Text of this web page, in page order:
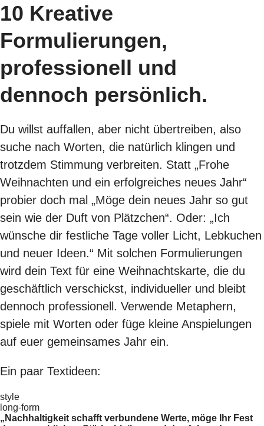
10 Kreative
Formulierungen,
professionell und
dennoch persönlich.
Du willst auffallen, aber nicht übertreiben, also
suche nach Worten, die natürlich klingen und
trotzdem Stimmung verbreiten. Statt „Frohe
Weihnachten und ein erfolgreiches neues Jahr“
probier doch mal „Möge dein neues Jahr so gut
sein wie der Duft von Plätzchen“. Oder: „Ich
wünsche dir festliche Tage voller Licht, Lebkuchen
und neuer Ideen.“ Mit solchen Formulierungen
wird dein Text für eine Weihnachtskarte, die du
geschäftlich verschickst, individueller und bleibt
dennoch professionell. Verwende Metaphern,
spiele mit Worten oder füge kleine Anspielungen
auf euer gemeinsames Jahr ein.
Ein paar Textideen:
style
long-form
„Nachhaltigkeit schafft verbundene Werte, möge Ihr Fest